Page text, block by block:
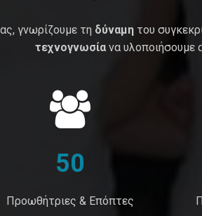
γνωρίζουμε τη δύναμη του
τεχνογνωσίανα υλοποιήσουμε
50
Προωθήτριες & Επόπτες